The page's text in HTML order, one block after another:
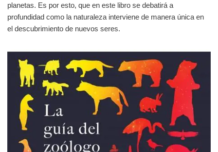
planetas. Es por esto, que en este libro se debatirá a
profundidad como la naturaleza interviene de manera única en
el descubrimiento de nuevos seres.